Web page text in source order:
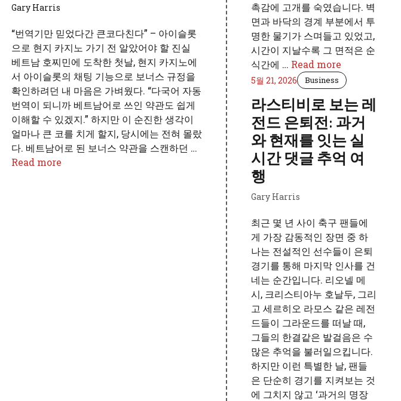
Gary Harris
“번역기만 믿었다간 큰코다친다” – 아이슬롯
으로 현지 카지노 가기 전 알았어야 할 진실
베트남 호찌민에 도착한 첫날, 현지 카지노에
서 아이슬롯의 채팅 기능으로 보너스 규정을
확인하려던 내 마음은 가벼웠다. “다국어 자동
번역이 되니까 베트남어로 쓰인 약관도 쉽게
이해할 수 있겠지.” 하지만 이 순진한 생각이
얼마나 큰 코를 치게 할지, 당시에는 전혀 몰랐
다. 베트남어로 된 보너스 약관을 스캔하던 …
Read more
촉감에 고개를 숙였습니다. 벽
면과 바닥의 경계 부분에서 투
명한 물기가 스며들고 있었고,
시간이 지날수록 그 면적은 순
식간에 … Read more
5월 21, 2026 Business
라스티비로 보는 레
전드 은퇴전: 과거
와 현재를 잇는 실
시간 댓글 추억 여
행
Gary Harris
최근 몇 년 사이 축구 팬들에
게 가장 감동적인 장면 중 하
나는 전설적인 선수들이 은퇴
경기를 통해 마지막 인사를 건
네는 순간입니다. 리오넬 메
시, 크리스티아누 호날두, 그리
고 세르히오 라모스 같은 레전
드들이 그라운드를 떠날 때,
그들의 한결같은 발걸음은 수
많은 추억을 불러일으킵니다.
하지만 이런 특별한 날, 팬들
은 단순히 경기를 지켜보는 것
에 그치지 않고 ‘과거의 명장